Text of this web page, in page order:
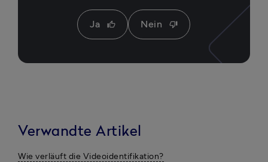
Ja thumb_up Nein thumb_down
Verwandte Artikel
Wie verläuft die Videoidentifikation?